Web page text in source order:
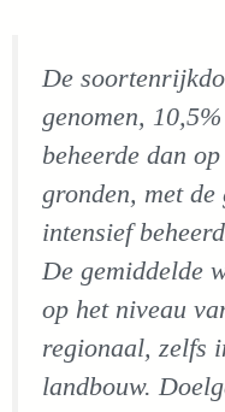
De
genomen,
beheerde dan
gronden, met
intensief
De gemiddelde
op het niveau
regionaal, zelfs
landbouw.